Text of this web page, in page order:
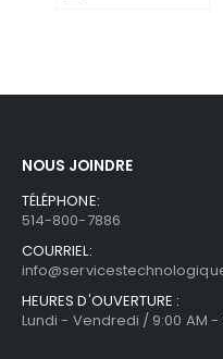
NOUS JOINDRE
TÉLÉPHONE:
514-800-7886
COURRIEL:
HEURES D'OUVERTURE :
Lundi - Vendredi / 9:00 AM -